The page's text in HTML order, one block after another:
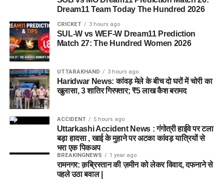
2. ग्रामीण क्षेत्रों में उम्मीदवार उसी राजस्व गांव की निवासी होनी
चाहिए, जबकि शहरी क्षेत्रों में संबंधित वार्ड की निवासी होना
आवश्यक है।
3. आवेदन के दौरान स्थानीय निवास प्रमाण पत्र या अन्य
आवश्यक दस्तावेज प्रस्तुत करने पड़ सकते हैं।
4. जिलेवार भर्ती नियमों के अनुसार अतिरिक्त पात्रता शर्तें भी लागू
हो सकती हैं, इसलिए आवेदन से पहले संबंधित जिले की अधिसूचना
अवश्य पढ़ें।
महत्वपूर्ण अपडेट
भर्ती विभाग:महिला सशक्तीकरण एवं बाल विकास विभाग
कुल पद:3211
Dream11 Team Today The Hundred 2026
CRICKET 3 hours ago
SUL-W vs WEF-W Dream11 Prediction
Match 27: The Hundred Women 2026
UTTARAKHAND 3 hours ago
Haridwar News: कांवड़ मेले के बीच दो घरों में चोरी का
खुलासा, 3 शातिर गिरफ्तार; ₹5 लाख कैश बरामद
ACCIDENT 5 hours ago
Uttarkashi Accident News : गंगोत्री हाईवे पर टला
बड़ा हादसा , खाई के मुहाने पर अटका कांवड़ यात्रियों से
भरा एक पिकअप
BREAKINGNEWS 1 year ago
रामनगर: क़ब्रिस्तान की ज़मीन को लेकर विवाद, दफनाने से
पहले उठा बवाल |